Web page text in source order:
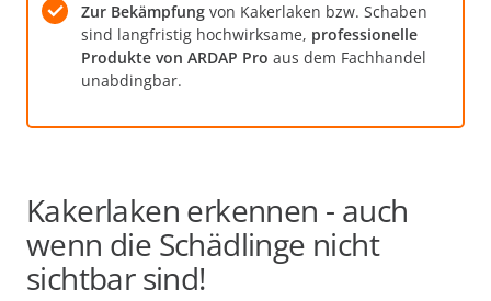
Zur Bekämpfung von Kakerlaken bzw. Schaben
sind langfristig hochwirksame, professionelle
Produkte von ARDAP Pro aus dem Fachhandel
unabdingbar.
Kakerlaken erkennen - auch
wenn die Schädlinge nicht
sichtbar sind!